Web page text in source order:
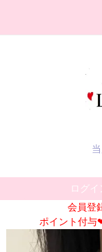
ログイ
会員登
ポイント付